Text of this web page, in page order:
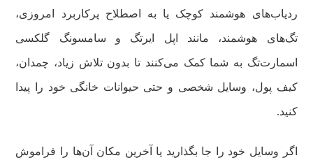
ردیاب‌های هوشمند کوچک یا به اصطلاح پرکاربرد امروزی،
تگ‌های هوشمند، مانند اپل ایرتگ و سامسونگ گلکسی
اسمارت‌تگ به شما کمک می‌کنند تا بدون تلاش زیاد، چمدان،
کیف پول، وسایل شخصی و حتی حیوانات خانگی خود را پیدا
کنید.
اگر وسایل خود را جا بگذارید یا آخرین مکان آن‌ها را فراموش